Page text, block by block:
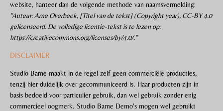
website, hanteer dan de volgende methode van naamsvermelding:
"Auteur: Arne Overbeek, [Titel van de tekst] (Copyright year), CC-BY 4.0
gelicenseerd. De volledige licentie-tekst is te lezen op:
https://creativecommons.org/licenses/by/4.0/.”
DISCLAIMER
Studio Barne maakt in de regel zelf geen commerciële producties,
tenzij hier duidelijk over gecommuniceerd is. Haar producten zijn in
basis bedoeld voor particulier gebruik, dan wel gebruik zonder enig
commercieel oogmerk. Studio Barne Demo's mogen wel gebruikt